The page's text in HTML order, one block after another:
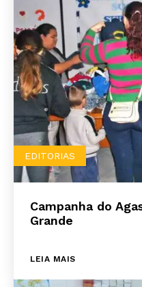
EDITORIAS
Campanha do
Grande
LEIA MAIS